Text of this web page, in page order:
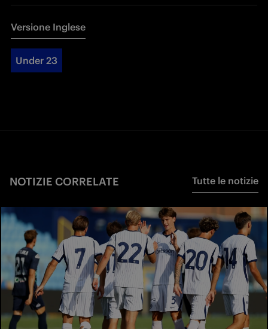
Versione Inglese
Under 23
NOTIZIE CORRELATE Tutte le notizie